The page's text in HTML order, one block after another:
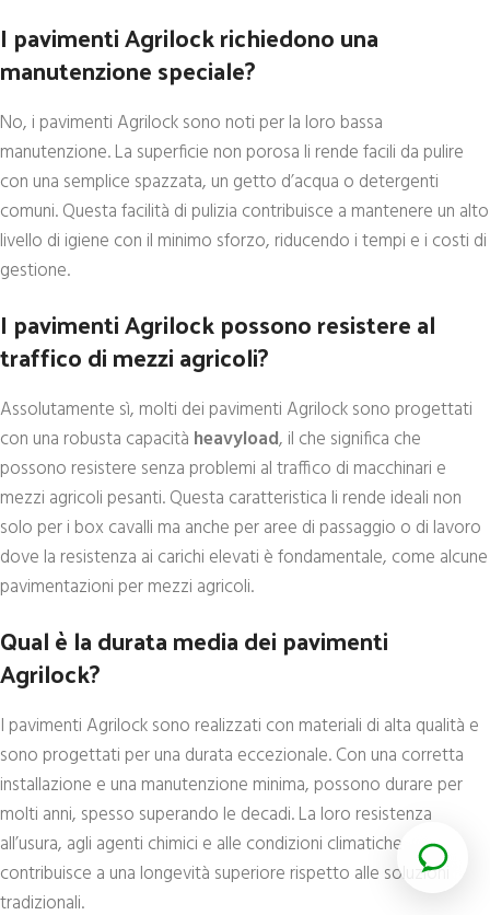
I pavimenti Agrilock richiedono una
manutenzione speciale?
No, i pavimenti Agrilock sono noti per la loro bassa
manutenzione. La superficie non porosa li rende facili da pulire
con una semplice spazzata, un getto d’acqua o detergenti
comuni. Questa facilità di pulizia contribuisce a mantenere un alto
livello di igiene con il minimo sforzo, riducendo i tempi e i costi di
gestione.
I pavimenti Agrilock possono resistere al
traffico di mezzi agricoli?
Assolutamente sì, molti dei pavimenti Agrilock sono progettati
con una robusta capacità heavyload, il che significa che
possono resistere senza problemi al traffico di macchinari e
mezzi agricoli pesanti. Questa caratteristica li rende ideali non
solo per i box cavalli ma anche per aree di passaggio o di lavoro
dove la resistenza ai carichi elevati è fondamentale, come alcune
pavimentazioni per mezzi agricoli.
Qual è la durata media dei pavimenti
Agrilock?
I pavimenti Agrilock sono realizzati con materiali di alta qualità e
sono progettati per una durata eccezionale. Con una corretta
installazione e una manutenzione minima, possono durare per
molti anni, spesso superando le decadi. La loro resistenza
all’usura, agli agenti chimici e alle condizioni climatiche
contribuisce a una longevità superiore rispetto alle soluzioni
tradizionali.